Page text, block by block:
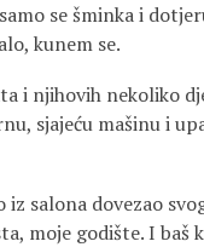
se šminka i
kunem se.
i njihovih nekoliko
sjajeću mašinu i
salona dovezao
moje godište. I baš